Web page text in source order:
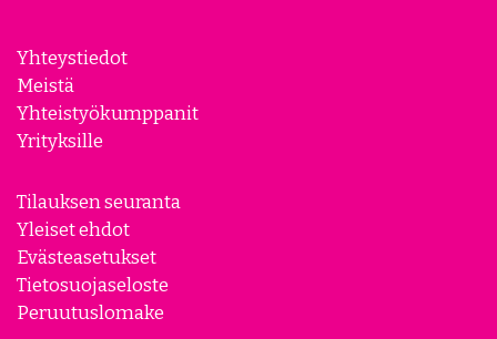
Yhteystiedot
Meistä
Yhteistyökumppanit
Yrityksille
Tilauksen seuranta
Yleiset ehdot
Evästeasetukset
Tietosuojaseloste
Peruutuslomake